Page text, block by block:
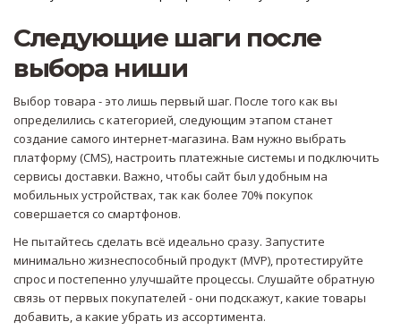
Следующие шаги после
выбора ниши
Выбор товара - это лишь первый шаг. После того как вы
определились с категорией, следующим этапом станет
создание самого интернет-магазина. Вам нужно выбрать
платформу (CMS), настроить платежные системы и подключить
сервисы доставки. Важно, чтобы сайт был удобным на
мобильных устройствах, так как более 70% покупок
совершается со смартфонов.
Не пытайтесь сделать всё идеально сразу. Запустите
минимально жизнеспособный продукт (MVP), протестируйте
спрос и постепенно улучшайте процессы. Слушайте обратную
связь от первых покупателей - они подскажут, какие товары
добавить, а какие убрать из ассортимента.